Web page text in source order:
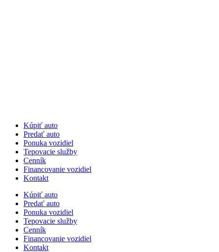
Kúpiť auto
Predať auto
Ponuka vozidiel
Tepovacie služby
Cenník
Financovanie vozidiel
Kontakt
Kúpiť auto
Predať auto
Ponuka vozidiel
Tepovacie služby
Cenník
Financovanie vozidiel
Kontakt